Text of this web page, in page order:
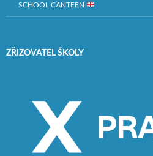
SCHOOL CANTEEN
ZŘIZOVATEL ŠKOLY